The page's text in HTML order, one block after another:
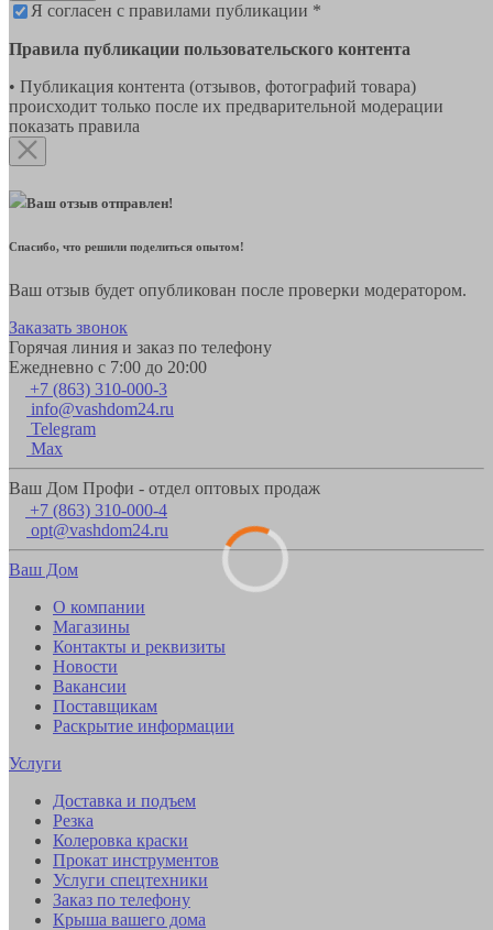
Я согласен с правилами публикации *
Правила публикации пользовательского контента
• Публикация контента (отзывов, фотографий товара)
происходит только после их предварительной модерации
показать правила
Ваш отзыв отправлен!
Спасибо, что решили поделиться опытом!
Ваш отзыв будет опубликован после проверки модератором.
Заказать звонок
Горячая линия и заказ по телефону
Ежедневно с 7:00 до 20:00
+7 (863) 310-000-3
info@vashdom24.ru
Telegram
Max
Ваш Дом Профи - отдел оптовых продаж
+7 (863) 310-000-4
opt@vashdom24.ru
Ваш Дом
О компании
Магазины
Контакты и реквизиты
Новости
Вакансии
Поставщикам
Раскрытие информации
Услуги
Доставка и подъем
Резка
Колеровка краски
Прокат инструментов
Услуги спецтехники
Заказ по телефону
Крыша вашего дома